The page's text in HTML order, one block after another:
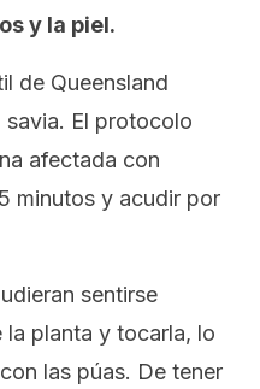
y la piel.
de Queensland
El protocolo
afectada con
minutos y acudir por
sentirse
planta y tocarla, lo
las púas. De tener